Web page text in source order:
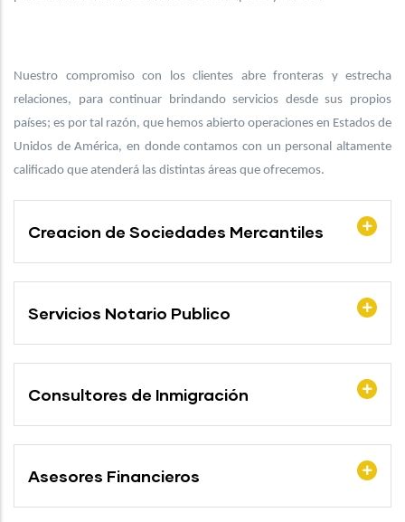
Nuestro compromiso con los clientes abre fronteras y estrecha
relaciones, para continuar brindando servicios desde sus propios
países; es por tal razón, que hemos abierto operaciones en Estados de
Unidos de América, en donde contamos con un personal altamente
calificado que atenderá las distintas áreas que ofrecemos.
Creacion de Sociedades Mercantiles
Servicios Notario Publico
Consultores de Inmigración
Asesores Financieros